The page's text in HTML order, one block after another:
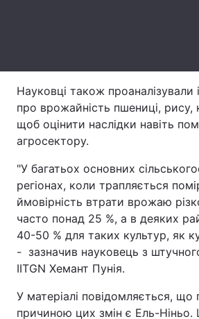
Науковці також проаналізували
про врожайність пшениці, рису,
щоб оцінити наслідки навіть
агросектору.
"У багатьох основних
регіонах, коли трапляється
ймовірність втрати врожаю
часто понад 25 %, а в деяких
40-50 % для таких культур, як
- зазначив науковець з
IITGN Хемант Пунія.
У матеріалі повідомляється, що
причиною цих змін є Ель-